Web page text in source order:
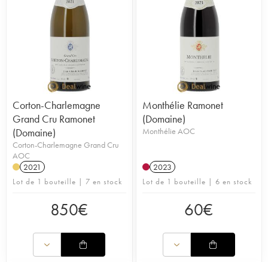
Corton-Charlemagne
Grand Cru Ramonet
(Domaine)
Corton-Charlemagne Grand Cru
AOC
2021
Lot de 1 bouteille | 7 en stock
850€
Monthélie Ramonet
(Domaine)
Monthélie AOC
2023
Lot de 1 bouteille | 6 en stock
60€